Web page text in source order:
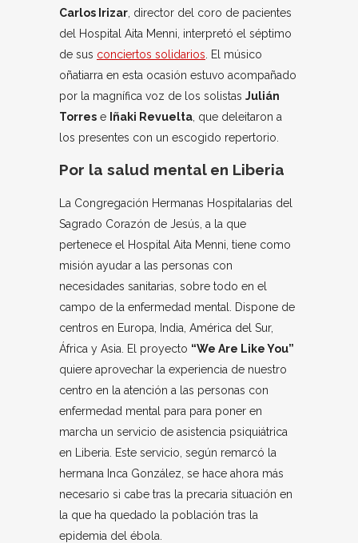
Carlos Irizar, director del coro de pacientes
del Hospital Aita Menni, interpretó el séptimo
de sus conciertos solidarios. El músico
oñatiarra en esta ocasión estuvo acompañado
por la magnífica voz de los solistas Julián
Torres e Iñaki Revuelta, que deleitaron a
los presentes con un escogido repertorio.
Por la salud mental en Liberia
La Congregación Hermanas Hospitalarias del
Sagrado Corazón de Jesús, a la que
pertenece el Hospital Aita Menni, tiene como
misión ayudar a las personas con
necesidades sanitarias, sobre todo en el
campo de la enfermedad mental. Dispone de
centros en Europa, India, América del Sur,
África y Asia. El proyecto “We Are Like You”
quiere aprovechar la experiencia de nuestro
centro en la atención a las personas con
enfermedad mental para para poner en
marcha un servicio de asistencia psiquiátrica
en Liberia. Este servicio, según remarcó la
hermana Inca González, se hace ahora más
necesario si cabe tras la precaria situación en
la que ha quedado la población tras la
epidemia del ébola.